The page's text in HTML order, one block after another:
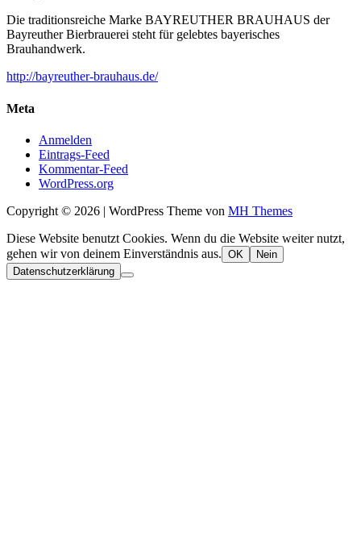
Die traditionsreiche Marke BAYREUTHER BRAUHAUS der
Bayreuther Bierbrauerei steht für gelebtes bayerisches
Brauhandwerk.
http://bayreuther-brauhaus.de/
Meta
Anmelden
Eintrags-Feed
Kommentar-Feed
WordPress.org
Copyright © 2026 | WordPress Theme von MH Themes
Diese Website benutzt Cookies. Wenn du die Website weiter nutzt,
gehen wir von deinem Einverständnis aus. OK
Nein
Datenschutzerklärung